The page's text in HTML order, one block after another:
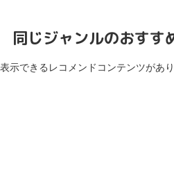
同じジャンルのおすす
表示できるレコメンドコンテンツがあ